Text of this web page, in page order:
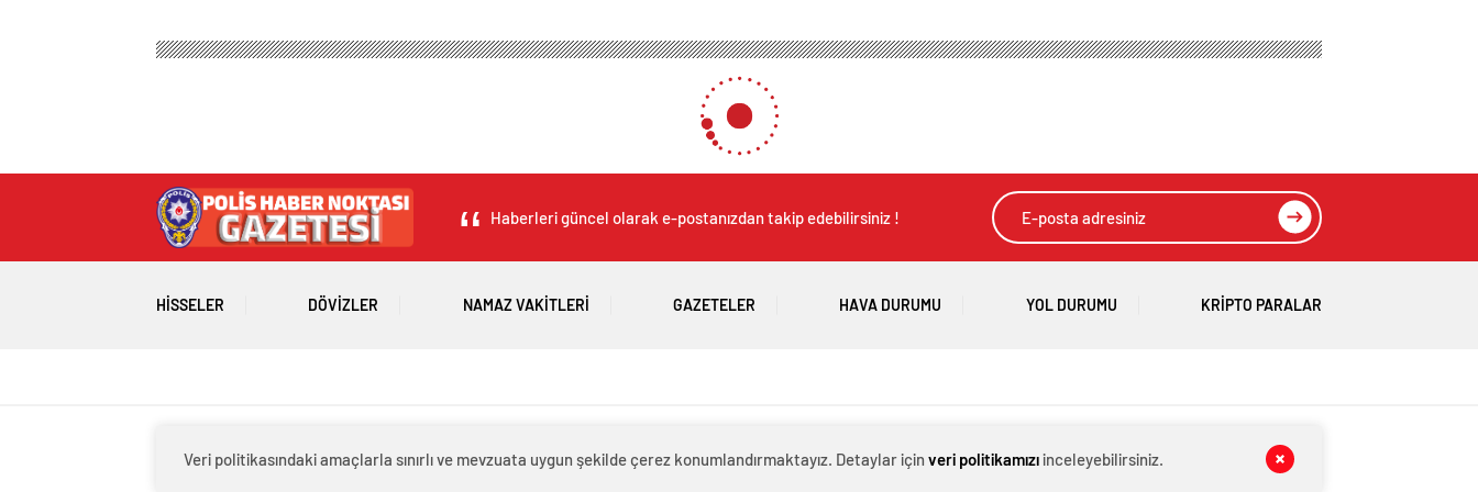
Komutanı
Haberleri güncel olarak e-postanızdan takip edebilirsiniz !
HISSELER DÖVIZLER NAMAZ VAKITLERI GAZETELER HAVA DURUMU YOL DURUMU KRIPTO PARALAR
Veri politikasındaki amaçlarla sınırlı ve mevzuata uygun şekilde çerez konumlandırmaktayız. Detaylar için veri politikamızıinceleyebilirsiniz.